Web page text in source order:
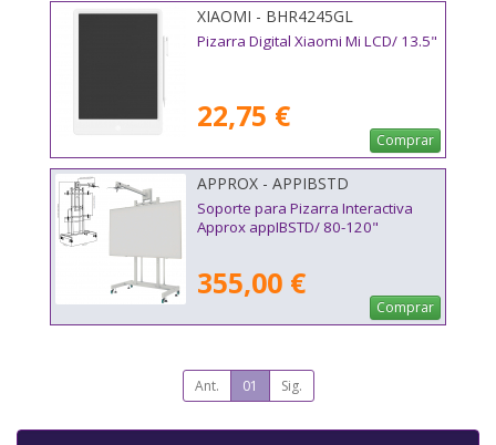
XIAOMI - BHR4245GL
Pizarra Digital Xiaomi Mi LCD/ 13.5"
22,75 €
Comprar
APPROX - APPIBSTD
Soporte para Pizarra Interactiva
Approx appIBSTD/ 80-120"
355,00 €
Comprar
Ant. 01 Sig.